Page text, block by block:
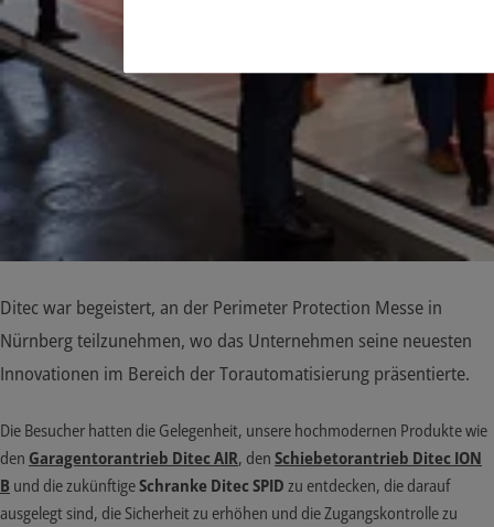
Ditec war begeistert, an der Perimeter Protection Messe in
Nürnberg teilzunehmen, wo das Unternehmen seine neuesten
Innovationen im Bereich der Torautomatisierung präsentierte.
Die Besucher hatten die Gelegenheit, unsere hochmodernen Produkte wie
den Garagentorantrieb Ditec AIR, den Schiebetorantrieb Ditec ION
B und die zukünftigeSchranke Ditec SPID zu entdecken, die darauf
ausgelegt sind, die Sicherheit zu erhöhen und die Zugangskontrolle zu